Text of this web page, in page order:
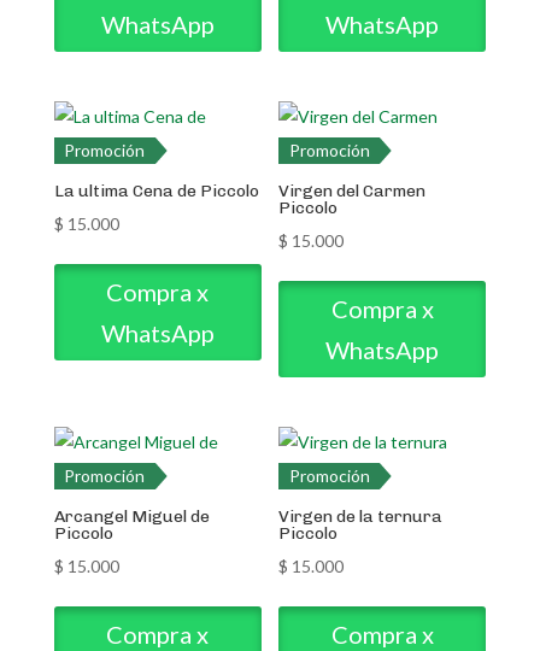
WhatsApp
WhatsApp
Promoción
La ultima Cena de Piccolo
$ 15.000
Compra x
WhatsApp
Promoción
Virgen del Carmen
Piccolo
$ 15.000
Compra x
WhatsApp
Promoción
Arcangel Miguel de
Piccolo
$ 15.000
Compra x
Promoción
Virgen de la ternura
Piccolo
$ 15.000
Compra x